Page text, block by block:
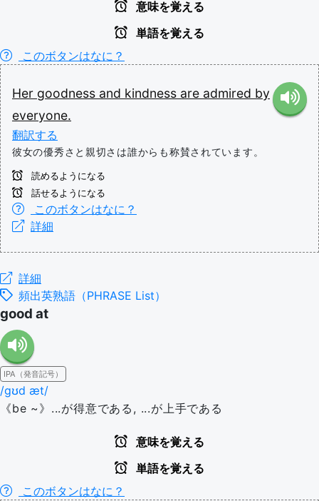
意味を覚える
単語を覚える
このボタンはなに？
Her goodness and kindness are admired by
everyone.
翻訳する
彼女の優秀さと親切さは誰からも称賛されています。
読めるようになる
話せるようになる
このボタンはなに？
詳細
詳細
頻出英熟語（PHRASE List）
good at
IPA（発音記号）
/ɡʊd æt/
《be ~》...が得意である, ...が上手である
意味を覚える
単語を覚える
このボタンはなに？